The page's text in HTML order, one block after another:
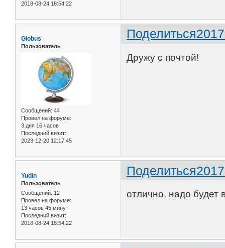
2018-08-24 18:54:22
Поделиться
Globus
Пользователь
Сообщений: 44
Провел на форуме:
3 дня 16 часов
Последний визит:
2023-12-20 12:17:45
Дружу с почтой!
Поделиться
Yudin
Пользователь
Сообщений: 12
Провел на форуме:
13 часов 45 минут
Последний визит:
2018-08-24 18:54:22
отлично. надо будет